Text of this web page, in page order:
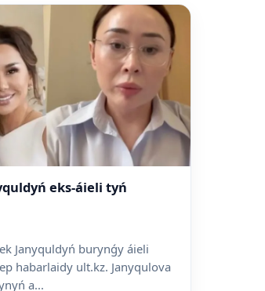
eks-áieli tyń
Janyquldyń burynǵy áieli
habarlaidy ult.kz. Janyqulova
a...